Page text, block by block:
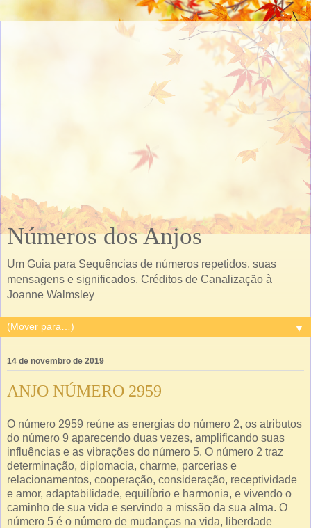
Números dos Anjos
Um Guia para Sequências de números repetidos, suas
mensagens e significados. Créditos de Canalização à
Joanne Walmsley
▼
14 de novembro de 2019
ANJO NÚMERO 2959
O número 2959 reúne as energias do número 2, os atributos
do número 9 aparecendo duas vezes, amplificando suas
influências e as vibrações do número 5. O número 2 traz
determinação, diplomacia, charme, parcerias e
relacionamentos, cooperação, consideração, receptividade
e amor, adaptabilidade, equilíbrio e harmonia, e vivendo o
caminho de sua vida e servindo a missão da sua alma. O
número 5 é o número de mudanças na vida, liberdade